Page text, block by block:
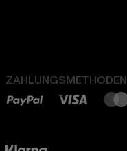
ZAHLUNGSMETHODEN